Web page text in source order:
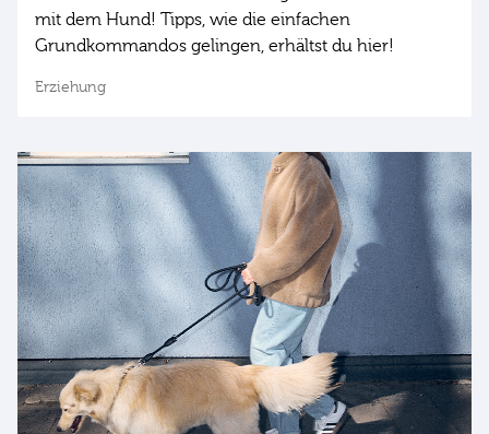
mit dem Hund! Tipps, wie die einfachen
Grundkommandos gelingen, erhältst du hier!
Erziehung